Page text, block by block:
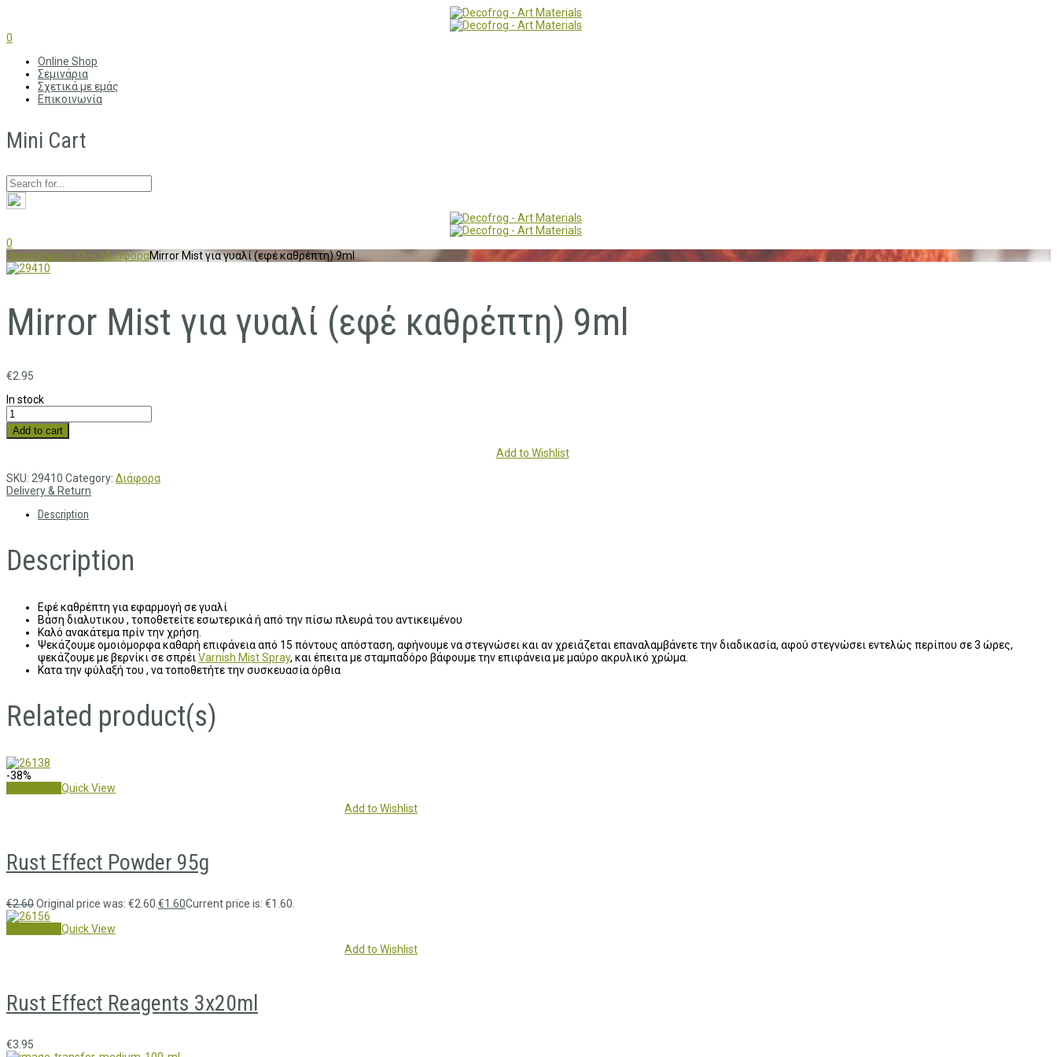
0
Online Shop
Σεμινάρια
Σχετικά με εμάς
Επικοινωνία
Mini Cart
0
HomeΧημικα ΥλικαΔιάφοραMirror Mist για γυαλί (εφέ καθρέπτη) 9ml
Mirror Mist για γυαλί (εφέ καθρέπτη) 9ml
€2.95
In stock
Add to cart
Add to Wishlist
SKU: 29410 Category: Διάφορα
Delivery & Return
Description
Description
Εφέ καθρέπτη για εφαρμογή σε γυαλί
Βάση διαλυτικου , τοποθετείτε εσωτερικά ή από την πίσω πλευρά του αντικειμένου
Καλό ανακάτεμα πρίν την χρήση.
Ψεκάζουμε ομοιόμορφα καθαρή επιφάνεια από 15 πόντους απόσταση, αφήνουμε να στεγνώσει και αν χρειάζεται επαναλαμβάνετε την διαδικασία, αφού στεγνώσει εντελώς περίπου σε 3 ώρες,
ψεκάζουμε με βερνίκι σε σπρέι Varnish Mist Spray, και έπειτα με σταμπαδόρο βάφουμε την επιφάνεια με μαύρο ακρυλικό χρώμα.
Κατα την φύλαξή του , να τοποθετήτε την συσκευασία όρθια
Related product(s)
-38%
Quick View
Add to Wishlist
Rust Effect Powder 95g
€2.60Original price was: €2.60. €1.60Current price is: €1.60.
Quick View
Add to Wishlist
Rust Effect Reagents 3x20ml
€3.95